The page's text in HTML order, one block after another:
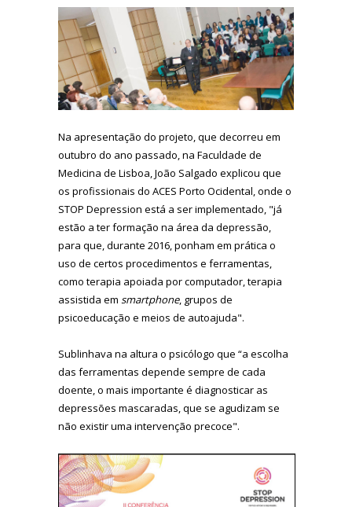
Na apresentação do projeto, que decorreu em
outubro do ano passado, na Faculdade de
Medicina de Lisboa, João Salgado explicou que
os profissionais do ACES Porto Ocidental, onde o
STOP Depression está a ser implementado, "já
estão a ter formação na área da depressão,
para que, durante 2016, ponham em prática o
uso de certos procedimentos e ferramentas,
como terapia apoiada por computador, terapia
assistida em smartphone, grupos de
psicoeducação e meios de autoajuda".
Sublinhava na altura o psicólogo que “a escolha
das ferramentas depende sempre de cada
doente, o mais importante é diagnosticar as
depressões mascaradas, que se agudizam se
não existir uma intervenção precoce".